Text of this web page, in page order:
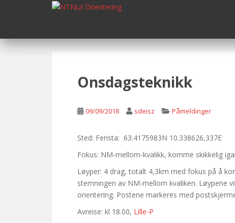
p
Onsdagsteknikk
09/09/2018 sdeisz Påmeldinger
Sted: Ferista: 63.4175983N 10.338626,337E
Fokus: NM-mellom-kvalikk, komme skikkelig
Løyper: 4 drag, totalt 4,3km med fokus på å
stemningen av NM-mellom kvaliken. Løypene
orientering. Postene markeres med
Avreise: kl 18.00, Lille-P